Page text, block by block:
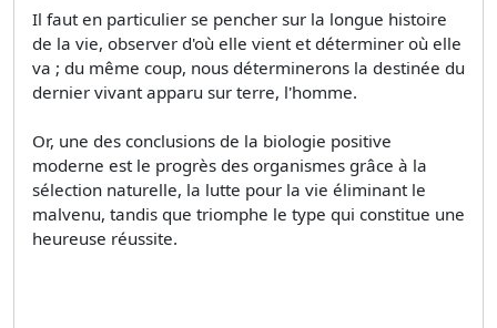
Il faut en particulier se pencher sur la longue histoire
de la vie, observer d'où elle vient et déterminer où elle
va ; du même coup, nous déterminerons la destinée du
dernier vivant apparu sur terre, l'homme.
Or, une des conclusions de la biologie positive
moderne est le progrès des organismes grâce à la
sélection naturelle, la lutte pour la vie éliminant le
malvenu, tandis que triomphe le type qui constitue une
heureuse réussite.